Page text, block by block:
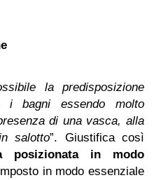
la predisposizione
i bagni essendo molto
di una vasca, alla
salotto”. Giustifica così
posizionata in modo
in modo essenziale